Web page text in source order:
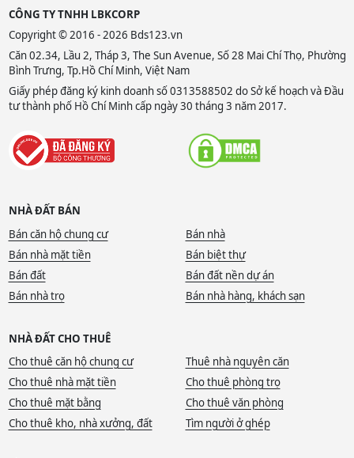
CÔNG TY TNHH LBKCORP
Copyright © 2016 - 2026 Bds123.vn
Căn 02.34, Lầu 2, Tháp 3, The Sun Avenue, Số 28 Mai Chí Thọ, Phường
Bình Trưng, Tp.Hồ Chí Minh, Việt Nam
Giấy phép đăng ký kinh doanh số 0313588502 do Sở kế hoạch và Đầu
tư thành phố Hồ Chí Minh cấp ngày 30 tháng 3 năm 2017.
NHÀ ĐẤT BÁN
Bán căn hộ chung cư
Bán nhà
Bán nhà mặt tiền
Bán biệt thự
Bán đất
Bán đất nền dự án
Bán nhà trọ
Bán nhà hàng, khách sạn
NHÀ ĐẤT CHO THUÊ
Cho thuê căn hộ chung cư
Thuê nhà nguyên căn
Cho thuê nhà mặt tiền
Cho thuê phòng trọ
Cho thuê mặt bằng
Cho thuê văn phòng
Cho thuê kho, nhà xưởng, đất
Tìm người ở ghép